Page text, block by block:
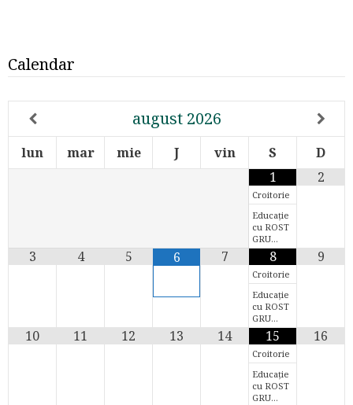
Calendar
august 2026
lun mar mie J vin S
D
1
Croitorie
Educație
cu ROST
GRU…
2
3 4 5 6 7 8
Croitorie
Educație
cu ROST
GRU…
9
10 11 12 13 14 15
Croitorie
Educație
cu ROST
GRU…
16